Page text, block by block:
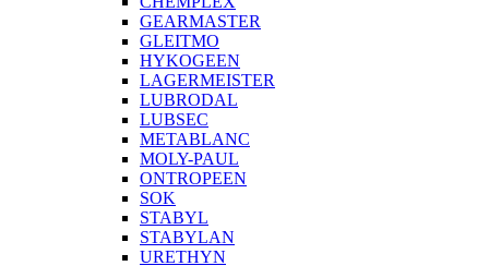
GEARMASTER
GLEITMO
HYKOGEEN
LAGERMEISTER
LUBRODAL
LUBSEC
METABLANC
MOLY-PAUL
ONTROPEEN
SOK
STABYL
STABYLAN
URETHYN